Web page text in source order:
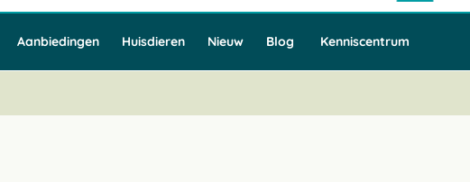
Aanbiedingen Huisdieren Nieuw Blog Kenniscentrum